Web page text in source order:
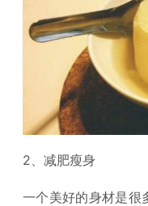
2、减肥瘦身
一个美好的身材是很